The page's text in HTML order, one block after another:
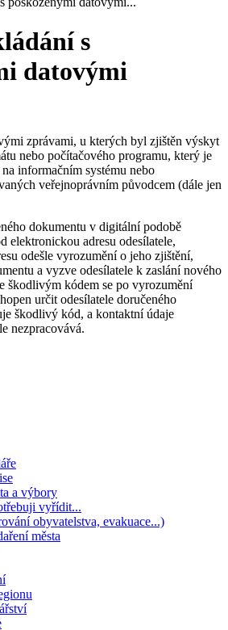
s
datovými
zprávami, u kterých byl zjištěn výskyt
nebo počítačového programu, který je
informačním systému nebo
veřejnoprávním původcem (dále jen
dokumentu v digitální podobě
elektronickou adresu odesílatele,
odešle vyrozumění o jeho zjištění,
a vyzve odesílatele k zaslání nového
škodlivým kódem se po vyrozumění
určit odesílatele doručeného
škodlivý kód, a kontaktní údaje
nezpracovává.
a výbory
vyřídit...
obyvatelstva, evakuace...)
města